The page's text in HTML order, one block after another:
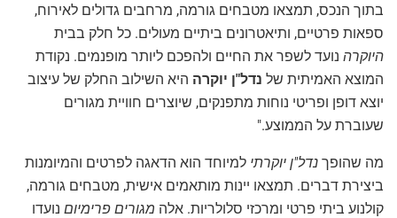
בתוך הנכס, תמצאו מטבחים גורמה, מרחבים גדולים לאירוח,
ספאות פרטיים, ותיאטרונים ביתיים מעולים. כל חלק בבית
היוקרה נועד לשפר את החיים ולהפכם ליותר מופנמים. נקודת
המוצא האמיתית של נדל"ן יוקרה היא השילוב החלק של עיצוב
יוצא דופן ופריטי נוחות מתפנקים, שיוצרים חוויית מגורים
שעוברת על הממוצע."
מה שהופך נדל"ן יוקרתי למיוחד הוא הדאגה לפרטים והמיומנות
ביצירת דברים. תמצאו יינות מותאמים אישית, מטבחים גורמה,
קולנוע ביתי פרטי ומרכזי סלולריות. אלה מגורים פרימיום נועדו